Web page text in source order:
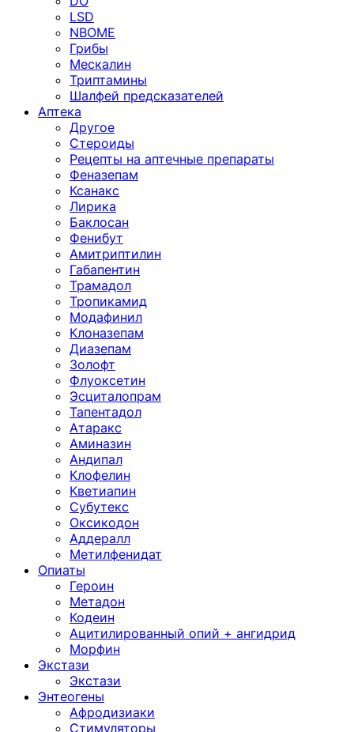
LSD
NBOME
Грибы
Мескалин
Триптамины
Шалфей предсказателей
Аптека
Другое
Стероиды
Рецепты на аптечные препараты
Феназепам
Ксанакс
Лирика
Баклосан
Фенибут
Амитриптилин
Габапентин
Трамадол
Тропикамид
Модафинил
Клоназепам
Диазепам
Золофт
Флуоксетин
Эсциталопрам
Тапентадол
Атаракс
Аминазин
Андипал
Клофелин
Кветиапин
Субутекс
Оксикодон
Аддералл
Метилфенидат
Опиаты
Героин
Метадон
Кодеин
Ацитилированный опий + ангидрид
Морфин
Экстази
Экстази
Энтеогены
Афродизиаки
Стимуляторы